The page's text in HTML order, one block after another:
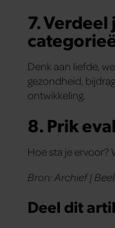
7.
Denk aan liefde,
gezondheid,
ontwikkeling.
8. Prik
Hoe sta je ervoor?
Bron: Archief |
Deel dit